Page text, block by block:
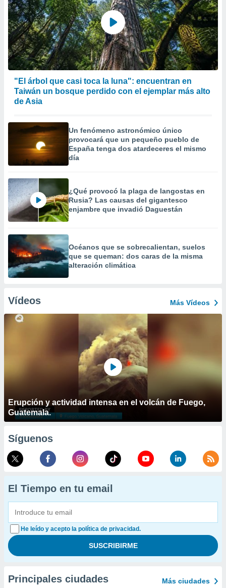
"El árbol que casi toca la luna": encuentran en
Taiwán un bosque perdido con el ejemplar más alto
de Asia
Un fenómeno astronómico único
provocará que un pequeño pueblo de
España tenga dos atardeceres el mismo
día
¿Qué provocó la plaga de langostas en
Rusia? Las causas del gigantesco
enjambre que invadió Daguestán
Océanos que se sobrecalientan, suelos
que se queman: dos caras de la misma
alteración climática
Vídeos Más Vídeos
Erupción y actividad intensa en el volcán de Fuego,
Guatemala.
Síguenos
El Tiempo en tu email
He leído y acepto la política de privacidad.
Principales ciudades Más ciudades